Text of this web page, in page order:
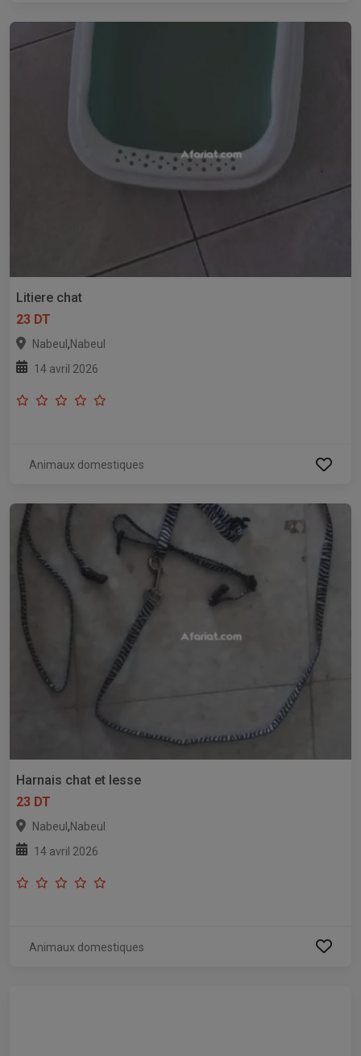
Litiere chat
23 DT
Nabeul ,Nabeul
14 avril 2026
Animaux domestiques
Harnais chat et lesse
23 DT
Nabeul ,Nabeul
14 avril 2026
Animaux domestiques